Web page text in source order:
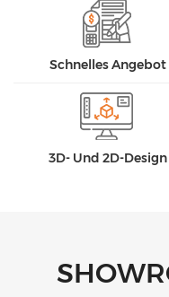
Schnelles Angebot
3D- Und 2D-Design